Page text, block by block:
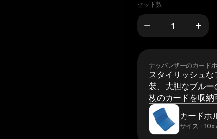
セット数
ナッパレザーのカード
スタイリッシュ
装、大胆なブルー
枚のカードを収納
カードホ
サイズ：